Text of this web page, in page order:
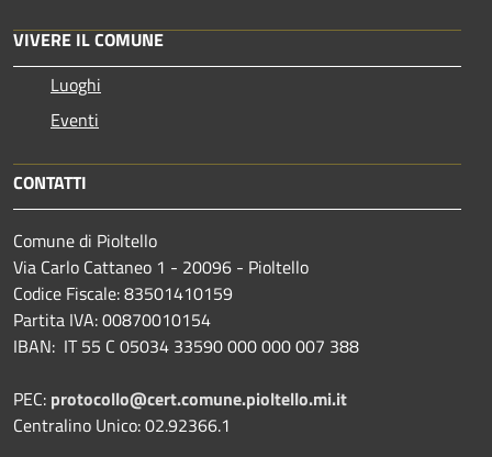
VIVERE IL COMUNE
Luoghi
Eventi
CONTATTI
Comune di Pioltello
Via Carlo Cattaneo 1 - 20096 - Pioltello
Codice Fiscale: 83501410159
Partita IVA: 00870010154
IBAN: IT 55 C 05034 33590 000 000 007 388
PEC: protocollo@cert.comune.pioltello.mi.it
Centralino Unico: 02.92366.1